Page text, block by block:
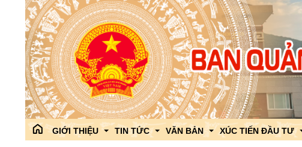
GIỚI THIỆU TIN TỨC VĂN BẢN XÚC TIẾN ĐẦU TƯ